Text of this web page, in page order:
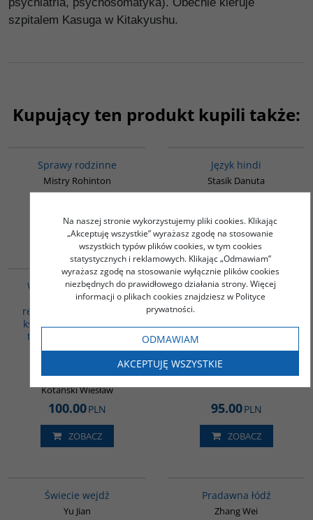
szpitalem Kasuga w Kitakyushu.
Kupujący ten produkt kupili także:
Sprawy rodzinne
Mistry Rohinton
ZOBACZ
Język hindi
Stasik Danuta
ZOBACZ
PAG1090
W kręgu shintoizmu -
Tradycyjna rodzima
religia Japonii - Pakiet 2
książki - Przeszłość i jej
tajemnice - Tom I / W
kręgu shintoizmu.
organizacja - Tom II
Kotański Wiesław
100.00PLN
ZOBACZ
TYBET. DZIEJE I
LITERATURA - 2 książki -
Klasyczna literatura
tybetańska / Tybet. Zarys
PROMOCYJNY
Praca zbiorowa
95.00PLN
ZOBACZ
Świecie wejdź
Yu Jian
Pradawna łódź
Zhang Wei
Na naszej stronie wykorzystujemy pliki cookies. Klikając
„Akceptuję wszystkie” wyrażasz zgodę na stosowanie
wszystkich typów plików cookies, w tym cookies
statystycznych i reklamowych. Klikając „Odmawiam”
wyrażasz zgodę na stosowanie wyłącznie plików cookies
niezbędnych do prawidłowego działania strony. Więcej
informacji o plikach cookies znajdziesz w Polityce
prywatności.
ODMAWIAM
AKCEPTUJĘ WSZYSTKIE